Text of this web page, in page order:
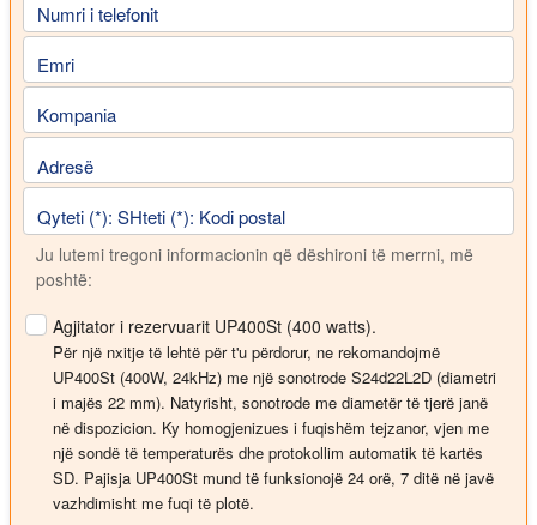
Numri i telefonit
Emri
Kompania
Adresë
Qyteti (*): SHteti (*): Kodi postal
Ju lutemi tregoni informacionin që dëshironi të merrni, më
poshtë:
Agjitator i rezervuarit UP400St (400 watts).
Për një nxitje të lehtë për t'u përdorur, ne rekomandojmë
UP400St (400W, 24kHz) me një sonotrode S24d22L2D (diametri
i majës 22 mm). Natyrisht, sonotrode me diametër të tjerë janë
në dispozicion. Ky homogjenizues i fuqishëm tejzanor, vjen me
një sondë të temperaturës dhe protokollim automatik të kartës
SD. Pajisja UP400St mund të funksionojë 24 orë, 7 ditë në javë
vazhdimisht me fuqi të plotë.